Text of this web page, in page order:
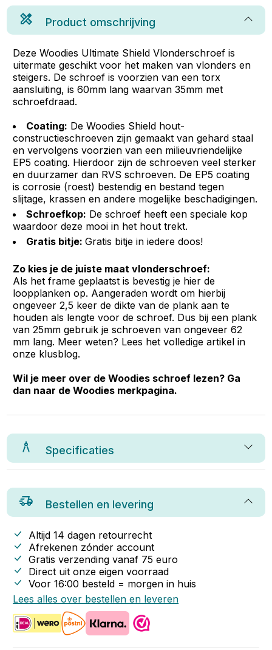
Product omschrijving
Deze Woodies Ultimate Shield Vlonderschroef is
uitermate geschikt voor het maken van vlonders en
steigers. De schroef is voorzien van een torx
aansluiting, is 60mm lang waarvan 35mm met
schroefdraad.
Coating: De Woodies Shield hout-
constructieschroeven zijn gemaakt van gehard staal
en vervolgens voorzien van een milieuvriendelijke
EP5 coating. Hierdoor zijn de schroeven veel sterker
en duurzamer dan RVS schroeven. De EP5 coating
is corrosie (roest) bestendig en bestand tegen
slijtage, krassen en andere mogelijke beschadigingen.
Schroefkop: De schroef heeft een speciale kop
waardoor deze mooi in het hout trekt.
Gratis bitje:Gratis bitje in iedere doos!
Zo kies je de juiste maat vlonderschroef:
Als het frame geplaatst is bevestig je hier de
loopplanken op. Aangeraden wordt om hierbij
ongeveer 2,5 keer de dikte van de plank aan te
houden als lengte voor de schroef. Dus bij een plank
van 25mm gebruik je schroeven van ongeveer 62
mm lang. Meer weten? Lees het volledige artikel in
onze klusblog.
Wil je meer over de Woodies schroef lezen? Ga
dan naar de Woodies merkpagina.
Specificaties
Bestellen en levering
Altijd 14 dagen retourrecht
Afrekenen zónder account
Gratis verzending vanaf 75 euro
Direct uit onze eigen voorraad
Voor 16:00 besteld = morgen in huis
Lees alles over bestellen en leveren